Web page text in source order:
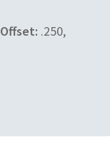
Offset: .250,